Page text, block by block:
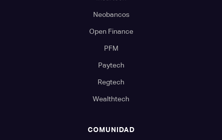
Neobancos
Open Finance
PFM
Paytech
Regtech
Wealthtech
COMUNIDAD